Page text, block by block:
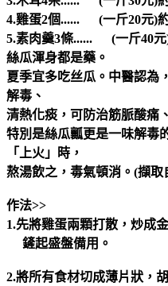
4.雞蛋2個...... (一斤20元)
5.素肉羹3條...... (一斤40元
絲瓜渾身都是藥。
夏季宜多吃丝瓜。中醫認為
解毒、
清熱化痰，可防治筋脈酸痛
特別是絲瓜瓤更是一味解毒
「上火」時，
熬湯飲之，毒氣頓消。(擷取
作法>>
1.先將雞蛋兩顆打散， 炒成
鏟起盛盤備用。
2.將所有食材切成薄片狀，